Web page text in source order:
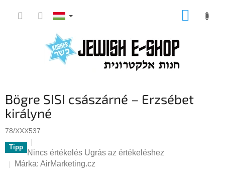
KOSÁR
Bögre SISI császárné – Erzsébet
királyné
78/XXX537
Tipp
A
termék
Nincs értékelés Ugrás az értékeléshez
Márka: AirMarketing.cz